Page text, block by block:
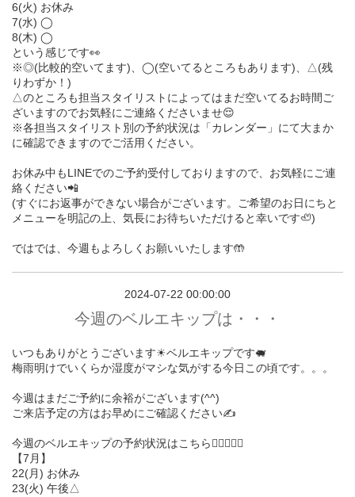
6(火) お休み
7(水) ◯
8(木) ◯
という感じです👀
※◎(比較的空いてます)、◯(空いてるところもあります)、△(残
りわずか！)
△のところも担当スタイリストによってはまだ空いてるお時間ご
ざいますのでお気軽にご連絡くださいませ😌
※各担当スタイリスト別の予約状況は「カレンダー」にて大まか
に確認できますのでご活用ください。
お休み中もLINEでのご予約受付しておりますので、お気軽にご連
絡ください📲
(すぐにお返事ができない場合がございます。ご希望のお日にちと
メニューを明記の上、気長にお待ちいただけると幸いです🦥)
ではでは、今週もよろしくお願いいたします🤲
2024-07-22 00:00:00
今週のベルエキップは・・・
いつもありがとうございます☀︎ベルエキップです🐖
梅雨明けでいくらか湿度がマシな気がする今日この頃です。。。
今週はまだご予約に余裕がございます(^^)
ご来店予定の方はお早めにご確認ください✍️
今週のベルエキップの予約状況はこちら💁🏻‍♀️💁‍♂️
【7月】
22(月) お休み
23(火) 午後△